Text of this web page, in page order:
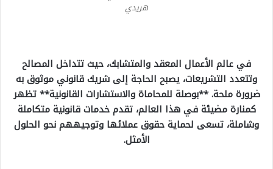
هريدي
في عالم الأعمال المعقد والمتشابك، حيث تتداخل المصالح
وتتعدد التشريعات، يصبح الحاجة إلى شريك قانوني موثوق به
ضرورة ملحة. **بوصلة للمحاماة والاستشارات القانونية** تظهر
كمنارة مضيئة في هذا العالم، تقدم خدمات قانونية متكاملة
وشاملة، تسعى لحماية حقوق عملائها وتوجيههم نحو الحلول
الأمثل.